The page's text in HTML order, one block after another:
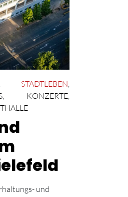
STADTLEBEN
KONZERTE,
und